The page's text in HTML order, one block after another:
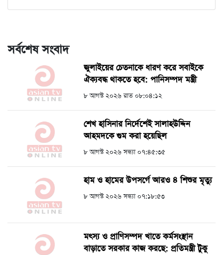
সর্বশেষ সংবাদ
জুলাইয়ের চেতনাকে ধারণ করে সবাইকে
ঐক্যবদ্ধ থাকতে হবে: পানিসম্পদ মন্ত্রী
৮ আগস্ট ২০২৬ রাত ০৮:০৪:১২
শেখ হাসিনার নির্দেশেই সালাহউদ্দিন
আহমদকে গুম করা হয়েছিল
৮ আগস্ট ২০২৬ সন্ধ্যা ০৭:৪৫:৩৫
হাম ও হামের উপসর্গে আরও ৪ শিশুর মৃত্যু
৮ আগস্ট ২০২৬ সন্ধ্যা ০৭:১৮:৫৩
মৎস্য ও প্রাণিসম্পদ খাতে কর্মসংস্থান
বাড়াতে সরকার কাজ করছে: প্রতিমন্ত্রী টুকু